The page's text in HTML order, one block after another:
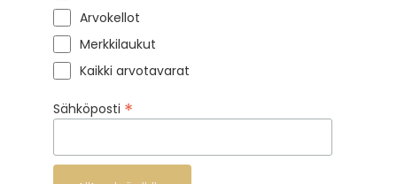
Arvokellot
Merkkilaukut
Kaikki arvotavarat
Sähköposti *